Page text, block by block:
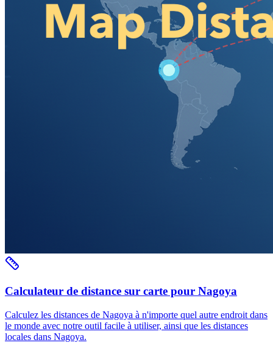
Calculateur de distance sur carte pour Nagoya
Calculez les distances de Nagoya à n'importe quel autre endroit dans
le monde avec notre outil facile à utiliser, ainsi que les distances
locales dans Nagoya.